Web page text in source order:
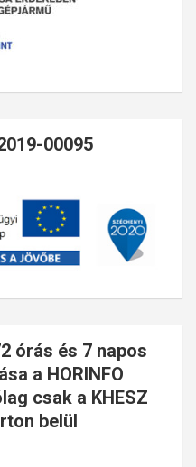
00095
órás és 7 napos
a HORINFO
csak a KHESZ
belül